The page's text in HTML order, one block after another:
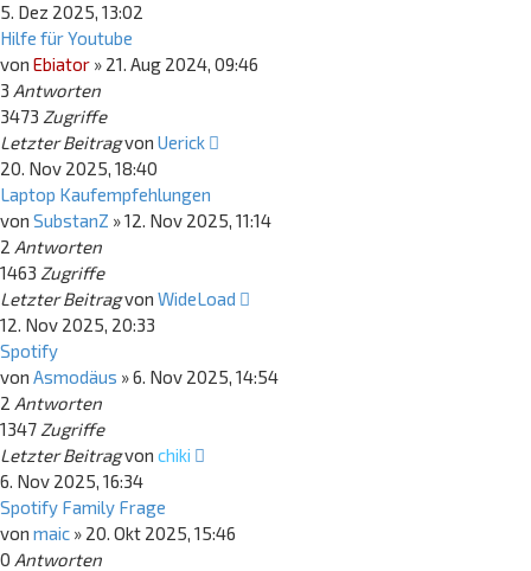
5. Dez 2025, 13:02
Hilfe für Youtube
von Ebiator » 21. Aug 2024, 09:46
3 Antworten
3473 Zugriffe
Letzter Beitragvon Uerick
20. Nov 2025, 18:40
Laptop Kaufempfehlungen
von SubstanZ »12. Nov 2025, 11:14
2 Antworten
1463 Zugriffe
Letzter Beitragvon WideLoad
12. Nov 2025, 20:33
Spotify
von Asmodäus »6. Nov 2025, 14:54
2 Antworten
1347 Zugriffe
Letzter Beitragvon chiki
6. Nov 2025, 16:34
Spotify Family Frage
von maic » 20. Okt 2025, 15:46
0 Antworten